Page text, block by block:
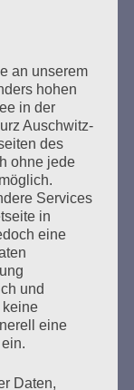
ein
Gefangenen
Richterin
dass sich
ihm natürlich
Es sei
habe, was
das nicht
nicht
ausführen
da nicht
nicht
zu begeben.
war Soldat
an unserem
hohen
in der
Auschwitz-
des
ohne jede
Services
in
eine
und
keine
eine
Daten,